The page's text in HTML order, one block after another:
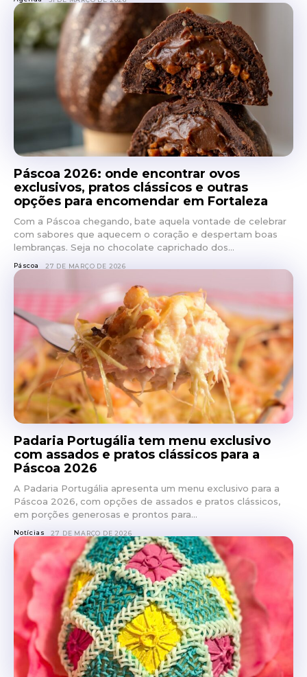
Páscoa 2026: onde encontrar ovos
exclusivos, pratos clássicos e outras
opções para encomendar em Fortaleza
Com a Páscoa chegando, bate aquela vontade de celebrar
com sabores que aquecem o coração e despertam boas
lembranças. Seja no chocolate caprichado dos...
Páscoa 27 DE MARÇO DE 2026
Padaria Portugália tem menu exclusivo
com assados e pratos clássicos para a
Páscoa 2026
A Padaria Portugália apresenta um menu exclusivo para a
Páscoa 2026, com opções de assados e pratos clássicos,
em porções generosas e prontos para...
Notícias 27 DE MARÇO DE 2026